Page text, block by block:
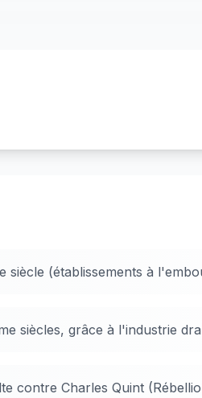
siècle (établissements à
siècles, grâce à l'industrie
contre Charles Quint